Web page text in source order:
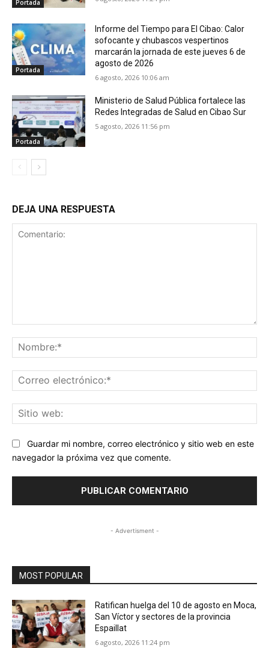
Portada
Portada
Informe del Tiempo para El Cibao: Calor
sofocante y chubascos vespertinos
marcarán la jornada de este jueves 6 de
agosto de 2026
6 agosto, 2026 10:06 am
Portada
Ministerio de Salud Pública fortalece las
Redes Integradas de Salud en Cibao Sur
5 agosto, 2026 11:56 pm
DEJA UNA RESPUESTA
Guardar mi nombre, correo electrónico y sitio web en este
navegador la próxima vez que comente.
- Advertisment -
MOST POPULAR
Ratifican huelga del 10 de agosto en Moca,
San Víctor y sectores de la provincia
Espaillat
6 agosto, 2026 11:24 pm